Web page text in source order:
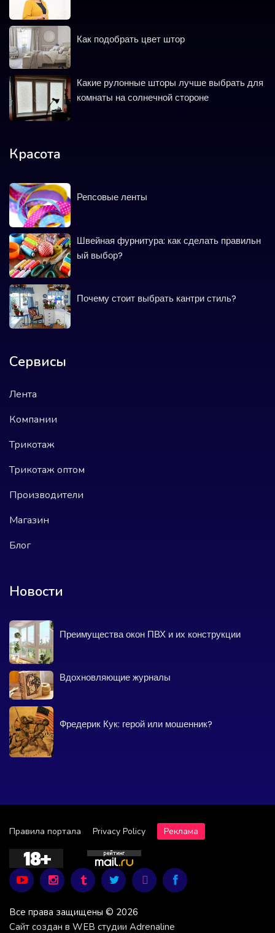
Как подобрать цвет штор
Какие рулонные шторы лучше выбрать для
комнаты на солнечной стороне
Красота
Репсовые ленты
Швейная фурнитура: как сделать правильн
ый выбор?
Почему стоит выбрать кантри стиль?
Сервисы
Лента
Компании
Трикотаж
Трикотаж оптом
Производители
Магазин
Блог
Новости
Преимущества окон ПВХ и их конструкции
Вдохновляющие журналы
Фредерик Кук: герой или мошенник?
Правила портала Privacy Policy Реклама
Все права защищены © 2026
Сайт создан в WEB студии Adrenaline